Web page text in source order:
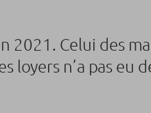
2021. Celui des
loyers n’a pas eu